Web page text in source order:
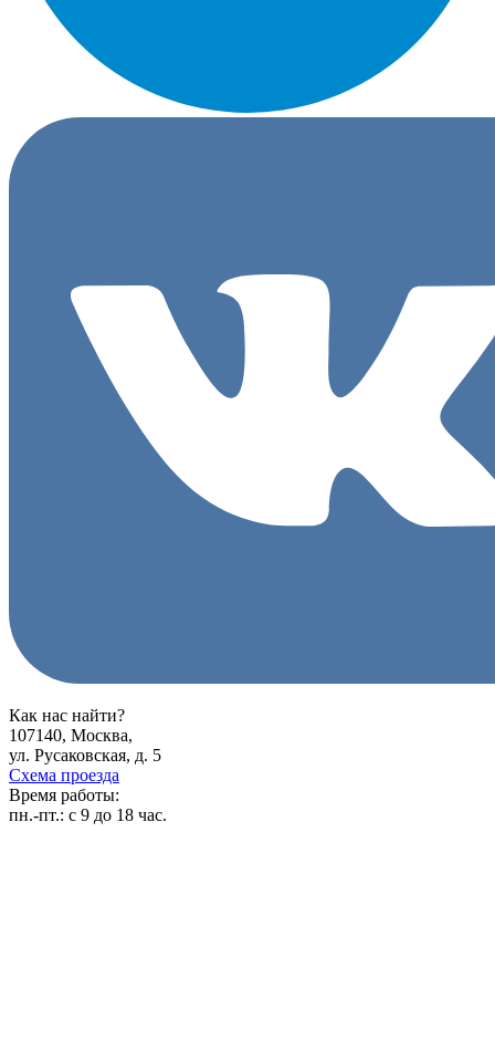
Как нас найти?
107140, Москва,
ул. Русаковская, д. 5
Схема проезда
Время работы:
пн.-пт.: с 9 до 18 час.